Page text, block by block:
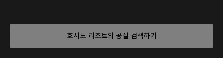
호시노 리조트의 공실 검색하기